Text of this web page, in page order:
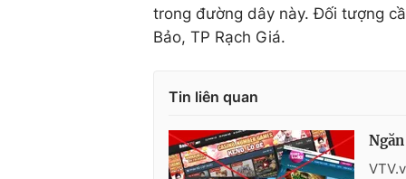
trong đường dây này. Đối tượng
Bảo, TP Rạch Giá.
Tin liên quan